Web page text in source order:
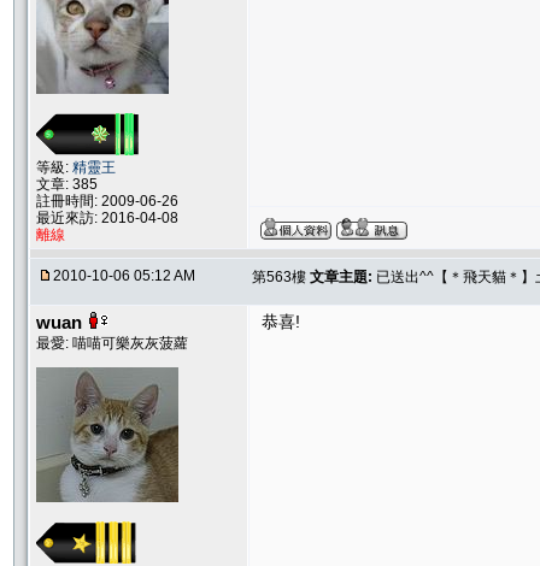
等級: 精靈王
文章: 385
註冊時間: 2009-06-26
最近來訪: 2016-04-08
離線
2010-10-06 05:12 AM 第563樓 文章主題: 已送出^^【＊飛天貓＊】
wuan
最愛: 喵喵可樂灰灰菠蘿
恭喜!